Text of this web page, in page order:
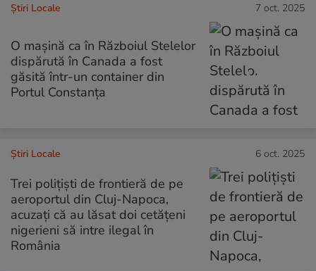
Știri Locale 7 oct. 2025
O mașină ca în Războiul Stelelor
dispărută în Canada a fost
găsită într-un container din
Portul Constanța
Știri Locale 6 oct. 2025
Trei polițiști de frontieră de pe
aeroportul din Cluj-Napoca,
acuzați că au lăsat doi cetățeni
nigerieni să intre ilegal în
România